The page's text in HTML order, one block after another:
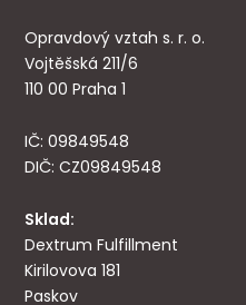
E-SHOP
OCHRANA OSOBNÍCH ÚDAJŮ
SPRAVOVAT COOKIES
Opravdový vztah s. r. o.
Vojtěšská 211/6
110 00 Praha 1
IČ: 09849548
DIČ: CZ09849548
Sklad:
Dextrum Fulfillment
Kirilovova 181
Paskov